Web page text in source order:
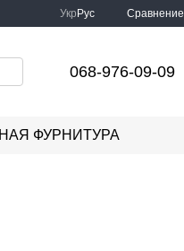
Укр Рус Сравнение
068-976-09-09
ФУРНИТУРА